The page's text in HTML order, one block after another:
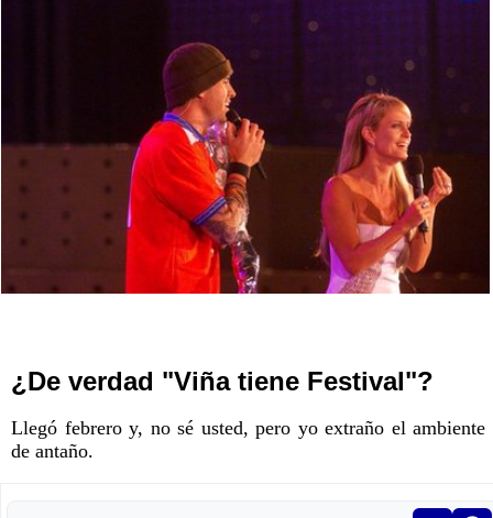
¿De verdad "Viña tiene Festival"?
Llegó febrero y, no sé usted, pero yo extraño el ambiente
de antaño.